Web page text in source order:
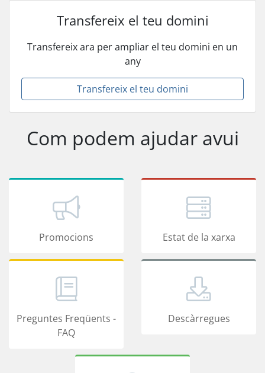
Transfereix el teu domini
Transfereix ara per ampliar el teu domini en un
any
Transfereix el teu domini
Com podem ajudar avui
Promocions Estat de la xarxa
Preguntes Freqüents -
FAQ
Descàrregues